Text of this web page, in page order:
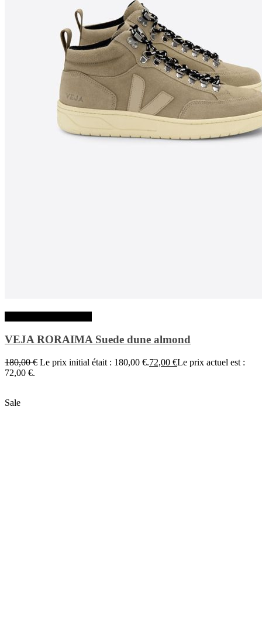
VEJA RORAIMA Suede dune almond
180,00€ Le prix initial était : 180,00 €.72,00 €Le prix actuel est :
72,00 €.
Sale